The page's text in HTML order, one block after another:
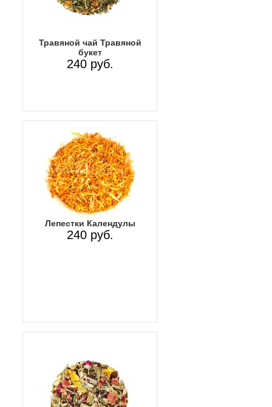
Травяной чай Травяной
букет
240 руб.
Лепестки Календулы
240 руб.